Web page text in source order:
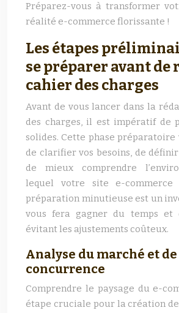
Préparez-vous à transformer
réalité e-commerce florissante !
Les étapes
se préparer avant de
cahier des charges
Avant de vous lancer dans la
des charges, il est impératif de
solides. Cette phase
de clarifier vos besoins, de
de mieux comprendre
lequel votre site e-commerce
préparation minutieuse est un
vous fera gagner du temps et
évitant les ajustements coûteux.
Analyse du marché et
concurrence
Comprendre le paysage du e-
étape cruciale pour la création